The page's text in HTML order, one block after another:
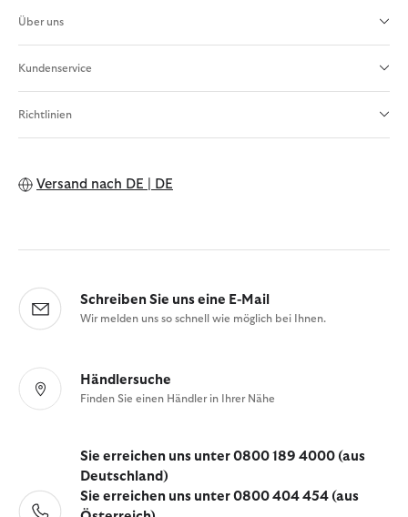
Über uns
Kundenservice
Richtlinien
Versand nach DE | DE
Schreiben Sie uns eine E-Mail
Wir melden uns so schnell wie möglich bei Ihnen.
Händlersuche
Finden Sie einen Händler in Ihrer Nähe
Sie erreichen uns unter 0800 189 4000 (aus
Deutschland)
Sie erreichen uns unter 0800 404 454 (aus